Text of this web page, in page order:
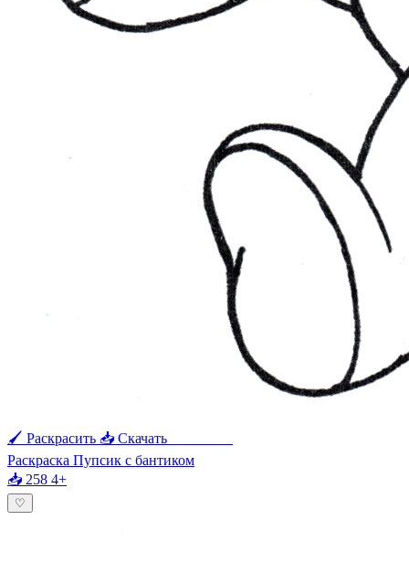
🖌 Раскрасить 📥 Скачать
Раскраска Пупсик с бантиком
📥 258 4+
♡